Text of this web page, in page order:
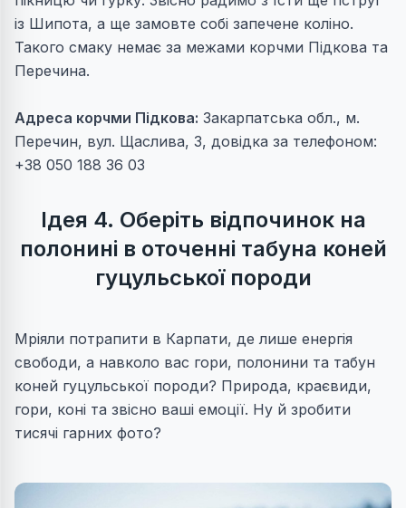
із Шипота, а ще замовте собі запечене коліно.
Такого смаку немає за межами корчми Підкова та
Перечина.
Адреса корчми Підкова: Закарпатська обл., м.
Перечин, вул. Щаслива, 3, довідка за телефоном:
+38 050 188 36 03
Ідея 4. Оберіть відпочинок на
полонині в оточенні табуна коней
гуцульської породи
Мріяли потрапити в Карпати, де лише енергія
свободи, а навколо вас гори, полонини та табун
коней гуцульської породи? Природа, краєвиди,
гори, коні та звісно ваші емоції. Ну й зробити
тисячі гарних фото?